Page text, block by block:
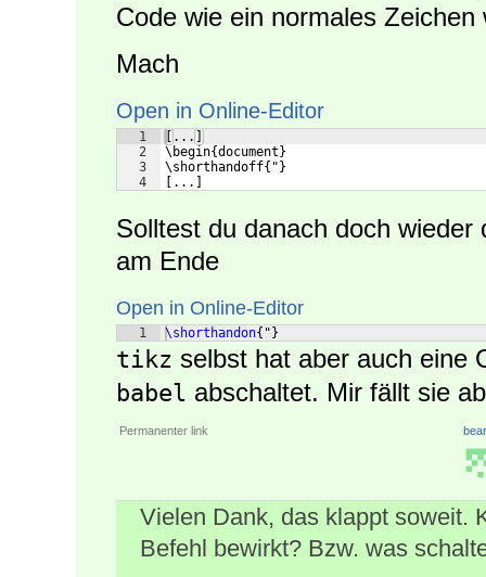
Code wie ein normales Zeichen
Mach
Open in Online-Editor
1
2
3
4
[...]
\begin{document}
\shorthandoff{"}
[...]
Solltest du danach doch
am Ende
Open in Online-Editor
1 \shorthandon{ " }
tikz selbst hat aber auch eine
babel abschaltet. Mir fällt sie
Permanenter link
Vielen Dank, das klappt soweit.
Befehl bewirkt? Bzw. was